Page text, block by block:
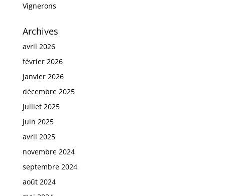
Vignerons
Archives
avril 2026
février 2026
janvier 2026
décembre 2025
juillet 2025
juin 2025
avril 2025
novembre 2024
septembre 2024
août 2024